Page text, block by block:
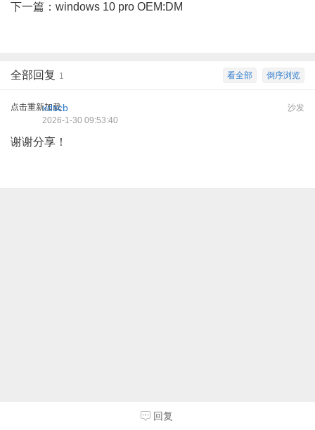
下一篇： windows 10 pro OEM:DM
倒序浏览
看全部
全部回复 1
点击重新加载 沙发
xdscb
2026-1-30 09:53:40
谢谢分享！
回复